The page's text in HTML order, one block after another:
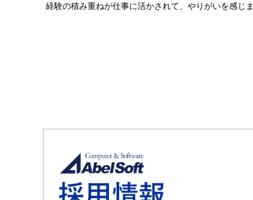
経験の積み重ねが仕事に活かされて、やりがいを感じま